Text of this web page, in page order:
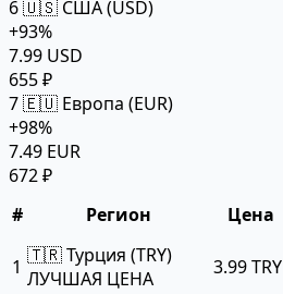
6🇺🇸 США (USD)
+93%
7.99 USD
655 ₽
7🇪🇺 Европа (EUR)
+98%
7.49 EUR
672 ₽
#
Регион Цена
1 🇹🇷 Турция (TRY)
ЛУЧШАЯ ЦЕНА
3.99 TRY